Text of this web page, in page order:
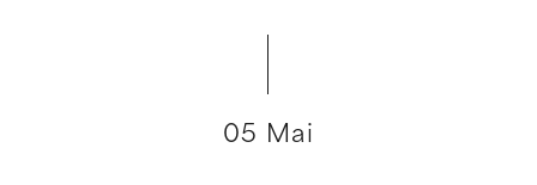
05 Mai